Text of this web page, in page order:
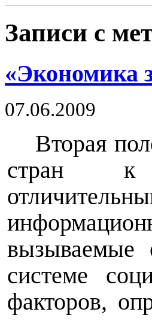
Записи с
«Экономика
07.06.2009
Вторая
стран к
вызываемые
системе
факторов,